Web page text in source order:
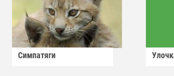
Симпатяги